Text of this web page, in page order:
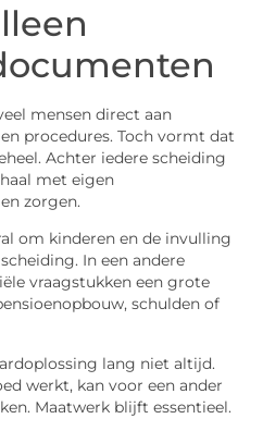
mensen direct aan
procedures. Toch vormt dat
Achter iedere scheiding
met eigen
zorgen.
om kinderen en de invulling
In een andere
vraagstukken een grote
schulden of
lang niet altijd.
werkt, kan voor een ander
Maatwerk blijft essentieel.